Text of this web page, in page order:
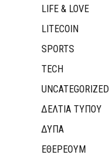
LIFE & LOVE
LITECOIN
SPORTS
TECH
UNCATEGORIZED
ΔΕΛΤΙΑ ΤΥΠΟΥ
ΔΥΠΑ
ΕΘΈΡΕΟΥΜ